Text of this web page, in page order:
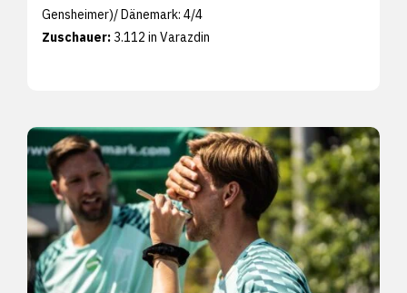
Gensheimer)/ Dänemark: 4/4
Zuschauer: 3.112 in Varazdin